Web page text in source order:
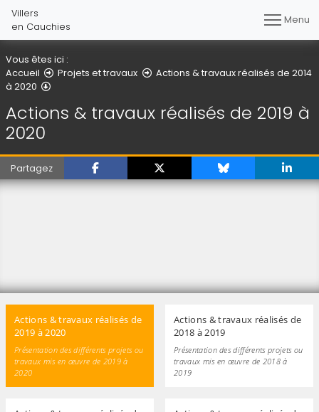
Villers
en Cauchies
Menu
Vous êtes ici :
Accueil
Projets et travaux
Actions & travaux réalisés de 2014
à 2020
Actions & travaux réalisés de 2019 à
2020
Partagez
Actions & travaux réalisés de
2019 à 2020
Présentation des différents projets ou
travaux mis en œuvre de 2019 à
2020
Actions & travaux réalisés de
2018 à 2019
Présentation des différents projets ou
travaux mis en œuvre de 2018 à
2019